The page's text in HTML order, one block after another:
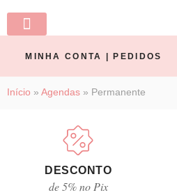
MINHA CONTA | PEDIDOS
Início » Agendas » Permanente
DESCONTO
de 5% no Pix